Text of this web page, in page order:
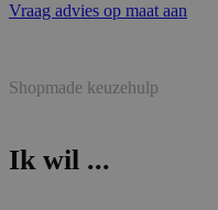
Vraag advies op maat aan
Shopmade keuzehulp
Ik wil ...